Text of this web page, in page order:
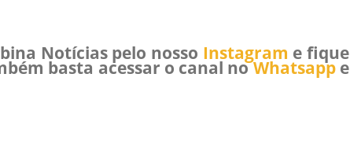
Notícias pelo nosso Instagram e fique
basta acessar o canal noWhatsappe